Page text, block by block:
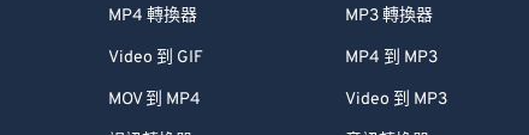
MP4 轉換器
Video 到 GIF
MOV 到 MP4
MP3 轉換器
MP4 到 MP3
Video 到 MP3